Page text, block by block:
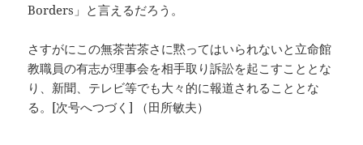
Borders」と言えるだろう。
さすがにこの無茶苦茶さに黙ってはいられないと立命館
教職員の有志が理事会を相手取り訴訟を起こすこととな
り、新聞、テレビ等でも大々的に報道されることとな
る。[次号へつづく] （田所敏夫）